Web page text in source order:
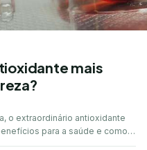
mais
o extraordinário antioxidante
para a saúde e como